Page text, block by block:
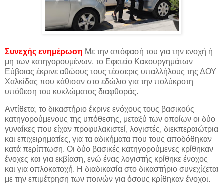
Συνεχής ενημέρωση Με την απόφασή του για την ενοχή ή
μη των κατηγορουμένων, το Εφετείο Κακουργημάτων
Εύβοιας έκρινε αθώους τους τέσσερις υπαλλήλους της ΔΟΥ
Χαλκίδας που κάθισαν στο εδώλιο για την πολύκροτη
υπόθεση του κυκλώματος διαφθοράς.
Αντίθετα, το δικαστήριο έκρινε ενόχους τους βασικούς
κατηγορούμενους της υπόθεσης, μεταξύ των οποίων οι δύο
γυναίκες που είχαν προφυλακιστεί, λογιστές, διεκπεραιώτρια
και επιχειρηματίες, για τα αδικήματα που τους αποδόθηκαν
κατά περίπτωση. Οι δύο βασικές κατηγορούμενες κρίθηκαν
ένοχες και για εκβίαση, ενώ ένας λογιστής κρίθηκε ένοχος
και για οπλοκατοχή. Η διαδικασία στο δικαστήριο συνεχίζεται
με την επιμέτρηση των ποινών για όσους κρίθηκαν ένοχοι.